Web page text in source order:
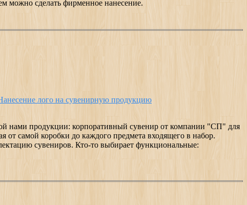
можно сделать фирменное нанесение.
лого на сувенирную продукцию
нами продукции: корпоративный сувенир от компании "СП" для
самой коробки до каждого предмета входящего в набор.
сувениров. Кто-то выбирает функциональные: